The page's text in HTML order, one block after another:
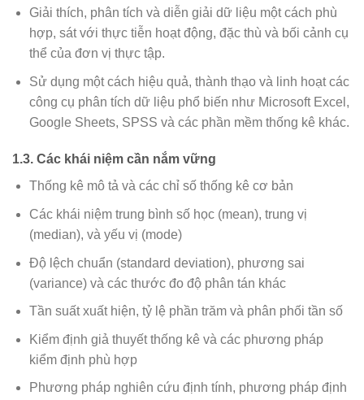
Giải thích, phân tích và diễn giải dữ liệu một cách phù
hợp, sát với thực tiễn hoạt động, đặc thù và bối cảnh cụ
thể của đơn vị thực tập.
Sử dụng một cách hiệu quả, thành thạo và linh hoạt các
công cụ phân tích dữ liệu phổ biến như Microsoft Excel,
Google Sheets, SPSS và các phần mềm thống kê khác.
1.3. Các khái niệm cần nắm vững
Thống kê mô tả và các chỉ số thống kê cơ bản
Các khái niệm trung bình số học (mean), trung vị
(median), và yếu vị (mode)
Độ lệch chuẩn (standard deviation), phương sai
(variance) và các thước đo độ phân tán khác
Tần suất xuất hiện, tỷ lệ phần trăm và phân phối tần số
Kiểm định giả thuyết thống kê và các phương pháp
kiểm định phù hợp
Phương pháp nghiên cứu định tính, phương pháp định